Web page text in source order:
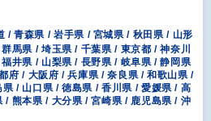
/ 青森県 / 岩手県 / 宮城県 / 秋田県 / 山形
馬県 / 埼玉県 / 千葉県 / 東京都 / 神奈川
井県 / 山梨県 / 長野県 / 岐阜県 / 静岡県
府 / 大阪府 / 兵庫県 / 奈良県 / 和歌山県 /
/ 山口県 / 徳島県 / 香川県 / 愛媛県 / 高
/ 熊本県 / 大分県 / 宮崎県 / 鹿児島県 / 沖